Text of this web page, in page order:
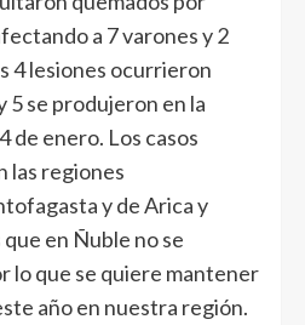
a 7 varones y 2
4 lesiones ocurrieron
5 se produjeron en la
de enero. Los casos
las regiones
y de Arica y
en Ñuble no se
lo que se quiere mantener
año en nuestra región.